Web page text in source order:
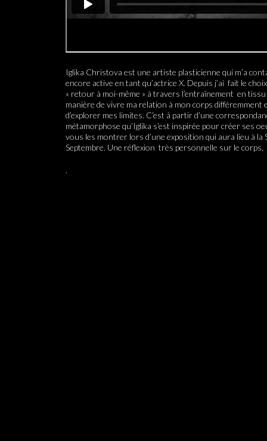
Iglika Christova est une artiste plasticienne qui m’a
encore active en tant qu’actrice X. Depuis j’ai fait le
« retour à moi-même » à travers l’entraînement en
manière de vivre ma relation à mon corps
d’explorer mes limites. C’est à partir d’une
métamorphose qu’Iglika s’est inspirée pour créer ses
vous les montrer lors d’une exposition qui aura lieu à la
Septembre. Une réflexion très personnelle sur le
.